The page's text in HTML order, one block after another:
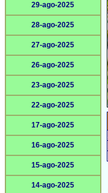
29-ago-2025
28-ago-2025
27-ago-2025
26-ago-2025
23-ago-2025
22-ago-2025
17-ago-2025
16-ago-2025
15-ago-2025
14-ago-2025